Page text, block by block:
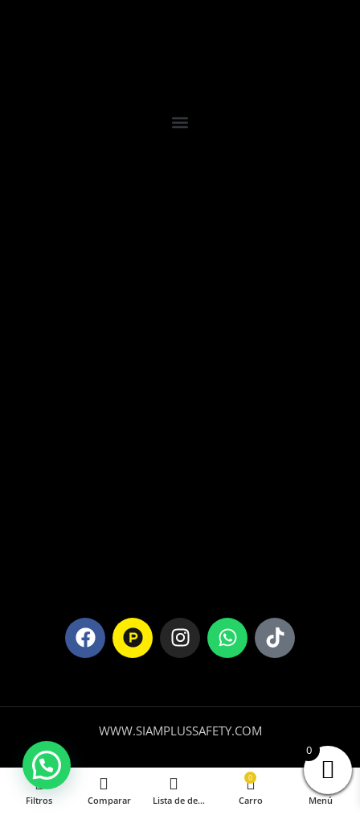
WWW.SIAMPLUSSAFETY.COM
0
Filtros Comparar Lista de deseos
0
Carro Menú